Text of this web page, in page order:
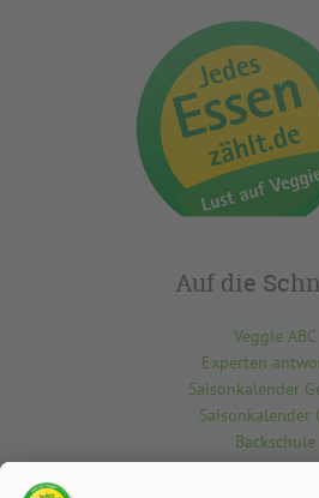
Auf die
Veggie ABC
Experten
Saisonkalender
Saisonkalender
Backschule